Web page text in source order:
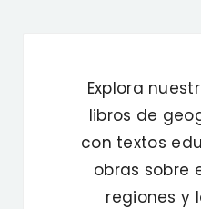
Explora
libros de
con textos
obras sobre
regiones y